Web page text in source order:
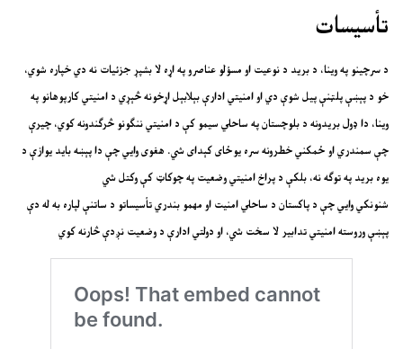
تأسیسات
د سرچینو په وینا، د برید د نوعیت او مسؤلو عناصرو په اړه لا بشپړ جزئیات نه دي خپاره شوي،
خو د پېښې پلټنې پیل شوې دي او امنیتي ادارې بېلابېل اړخونه څېړي د امنیتي کارپوهانو په
وینا، دا ډول بریدونه د بلوچستان په ساحلي سیمو کې د امنیتي ننګونو څرګندونه کوي، چیرې
چې سمندري او ځمکني خطرونه سره یوځای کېدای شي. هغوی وايي چې دا پېښه باید یوازې د
یوه برید په توګه نه، بلکې د پراخ امنیتي وضعیت په چوکاټ کې وکتل شي
شنونکي وايي چې د پاکستان د ساحلي امنیت او مهمو بندري تأسیساتو د ساتنې لپاره به له دې
پېښې وروسته امنیتي تدابیر لا سخت شي، او دولتي ادارې د وضعیت نږدې څارنه کوي